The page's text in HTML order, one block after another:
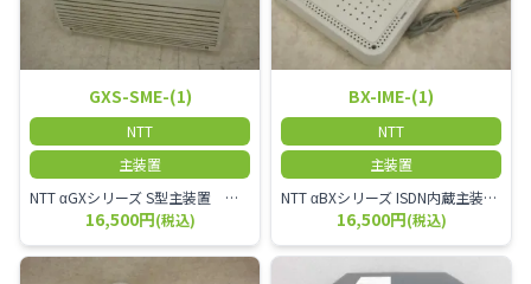
GXS-SME-(1)
NTT
主装置
NTT αGXシリーズ S型主装置 GXS-SME-(1)
16,500円(税込)
BX-IME-(1)
NTT
主装置
NTT αBXシリーズ ISDN内蔵主装置 BX-IME-(1)
16,500円(税込)